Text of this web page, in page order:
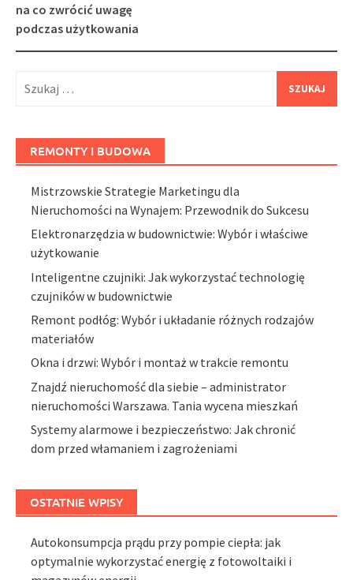
na co zwrócić uwagę
podczas użytkowania
REMONTY I BUDOWA
Mistrzowskie Strategie Marketingu dla
Nieruchomości na Wynajem: Przewodnik do Sukcesu
Elektronarzędzia w budownictwie: Wybór i właściwe
użytkowanie
Inteligentne czujniki: Jak wykorzystać technologię
czujników w budownictwie
Remont podłóg: Wybór i układanie różnych rodzajów
materiałów
Okna i drzwi: Wybór i montaż w trakcie remontu
Znajdź nieruchomość dla siebie – administrator
nieruchomości Warszawa. Tania wycena mieszkań
Systemy alarmowe i bezpieczeństwo: Jak chronić
dom przed włamaniem i zagrożeniami
OSTATNIE WPISY
Autokonsumpcja prądu przy pompie ciepła: jak
optymalnie wykorzystać energię z fotowoltaiki i